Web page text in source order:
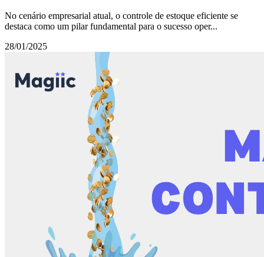
No cenário empresarial atual, o controle de estoque eficiente se
destaca como um pilar fundamental para o sucesso oper...
28/01/2025